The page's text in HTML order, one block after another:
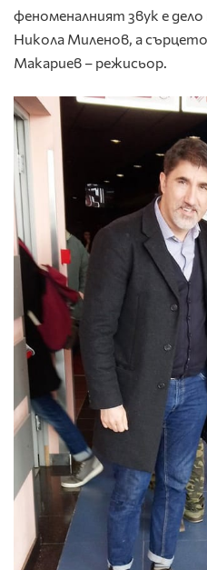
феноменалният звук е
Никола Миленов, а
Макариев – режисьор.